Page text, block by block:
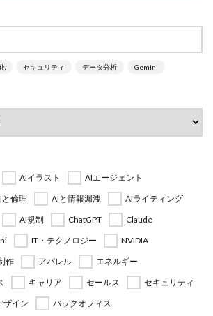
セキュリティ データ分析 Gemini
AIイラスト
AIエージェント
と倫理 AIと情報漏洩
AIライティング
AI規制 ChatGPT
Claude
IT・テクノロジー
NVIDIA
作 アパレル
エネルギー
キャリア セールス
セキュリティ
ザイン バックオフィス